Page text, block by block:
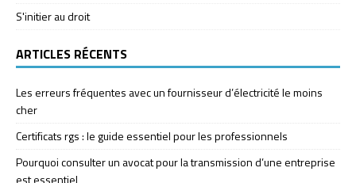
S'initier au droit
ARTICLES RÉCENTS
Les erreurs fréquentes avec un fournisseur d’électricité le moins
cher
Certificats rgs : le guide essentiel pour les professionnels
Pourquoi consulter un avocat pour la transmission d’une entreprise